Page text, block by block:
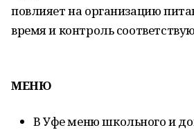
повлияет на организацию
время и контроль
МЕНЮ
В Уфе меню школьного и